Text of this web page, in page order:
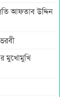
আফতাব উদ্দিন
মুখোমুখি